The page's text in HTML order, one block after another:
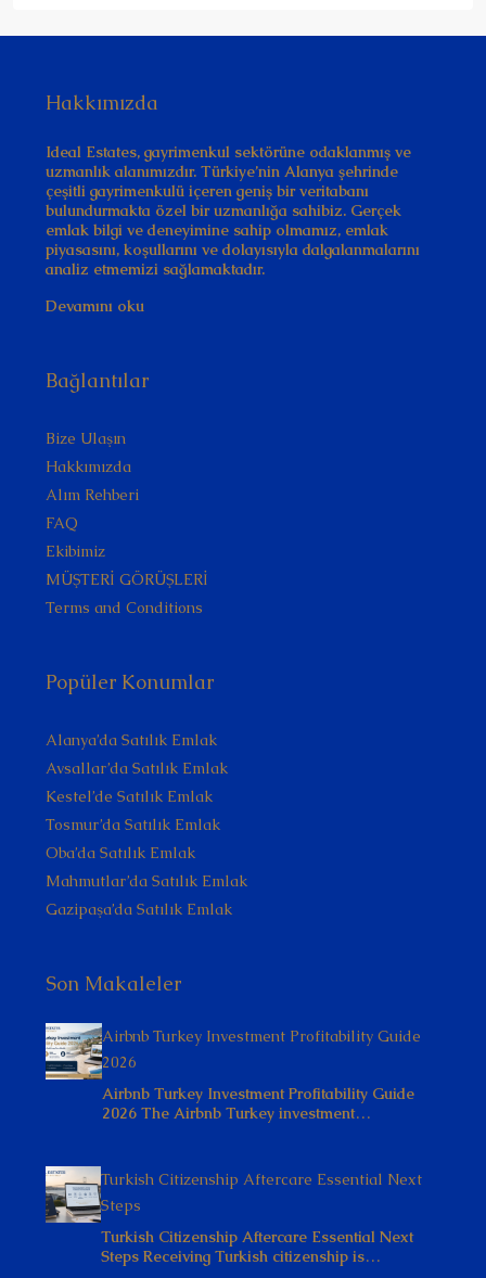
Hakkımızda
Ideal Estates, gayrimenkul sektörüne odaklanmış ve
uzmanlık alanımızdır. Türkiye’nin Alanya şehrinde
çeşitli gayrimenkulü içeren geniş bir veritabanı
bulundurmakta özel bir uzmanlığa sahibiz. Gerçek
emlak bilgi ve deneyimine sahip olmamız, emlak
piyasasını, koşullarını ve dolayısıyla dalgalanmalarını
analiz etmemizi sağlamaktadır.
Devamını oku
Bağlantılar
Bize Ulaşın
Hakkımızda
Alım Rehberi
FAQ
Ekibimiz
MÜŞTERİ GÖRÜŞLERİ
Terms and Conditions
Popüler Konumlar
Alanya’da Satılık Emlak
Avsallar’da Satılık Emlak
Kestel’de Satılık Emlak
Tosmur’da Satılık Emlak
Oba’da Satılık Emlak
Mahmutlar’da Satılık Emlak
Gazipaşa’da Satılık Emlak
Son Makaleler
Airbnb Turkey Investment Profitability Guide
2026
Airbnb Turkey Investment Profitability Guide
2026 The Airbnb Turkey investment…
Turkish Citizenship Aftercare Essential Next
Steps
Turkish Citizenship Aftercare Essential Next
Steps Receiving Turkish citizenship is…